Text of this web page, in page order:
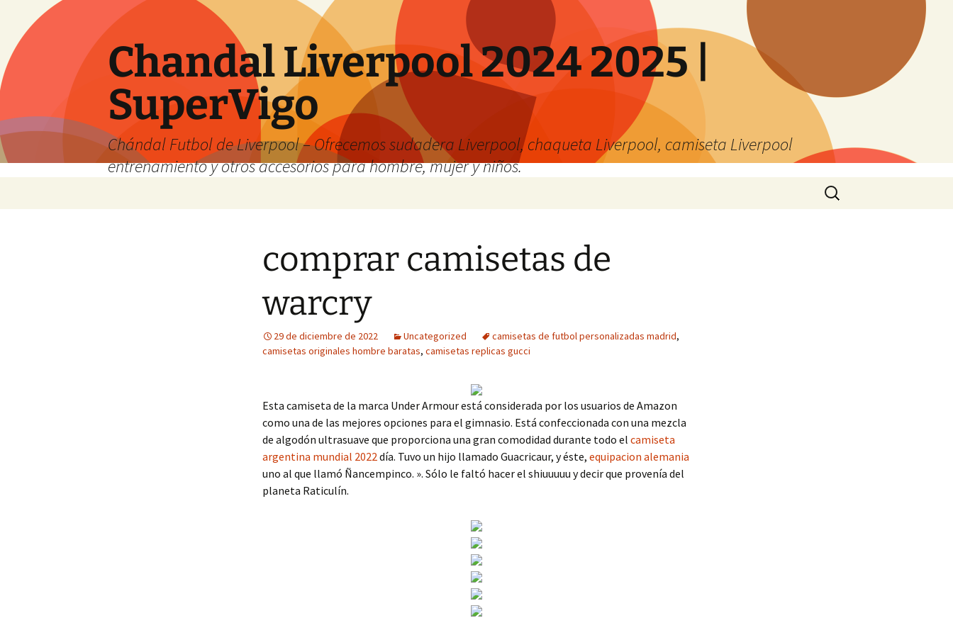
Chandal Liverpool 2024 2025 |
SuperVigo
Chándal Futbol de Liverpool – Ofrecemos sudadera Liverpool, chaqueta Liverpool, camiseta Liverpool
entrenamiento y otros accesorios para hombre, mujer y niños.
Buscar:
comprar camisetas de
warcry
29 de diciembre de 2022 Uncategorized camisetas de futbol personalizadas madrid,
camisetas originales hombre baratas, camisetas replicas gucci
Esta camiseta de la marca Under Armour está considerada por los usuarios de Amazon
como una de las mejores opciones para el gimnasio. Está confeccionada con una mezcla
de algodón ultrasuave que proporciona una gran comodidad durante todo el camiseta
argentina mundial 2022día. Tuvo un hijo llamado Guacricaur, y éste, equipacion alemania
uno al que llamó Ñancempinco. ». Sólo le faltó hacer el shiuuuuu y decir que provenía del
planeta Raticulín.